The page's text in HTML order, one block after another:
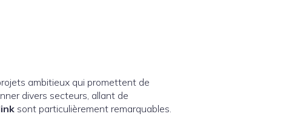
ambitieux qui promettent de
divers secteurs, allant de
sont particulièrement remarquables.